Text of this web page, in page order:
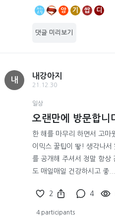
앙 기 쌉 디
댓글 미리보기
내
내강아지
21.12.30
일상
오랜만에 방문합니
한 해를 마무리 하면서 고마
이믹스 꿀팁이 뙇! 생각나서
를 공개해 주셔서 정말 항상
도 매일매일 건강하시고 좋...
2 4
4 participants